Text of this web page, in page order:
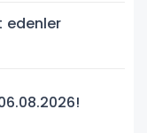
edenler